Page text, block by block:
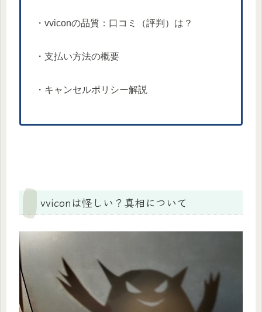
・vviconの品質：口コミ（評判）は？
・支払い方法の概要
・キャンセルポリシー解説
vviconは怪しい？真相について